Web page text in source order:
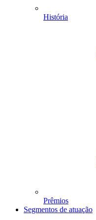
História
Prêmios
Segmentos de atuação